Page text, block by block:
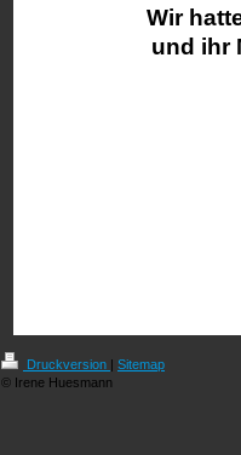
Wir
und ihr
Druckversion | Sitemap
© Irene Huesmann